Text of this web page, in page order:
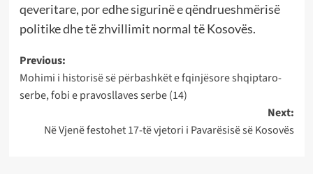
qeveritare, por edhe sigurinë e qëndrueshmërisë
politike dhe të zhvillimit normal të Kosovës.
Post
navigation
Previous:
Mohimi i historisë së përbashkët e fqinjësore shqiptaro-
serbe, fobi e pravosllaves serbe (14)
Next:
Në Vjenë festohet 17-të vjetori i Pavarësisë së Kosovës